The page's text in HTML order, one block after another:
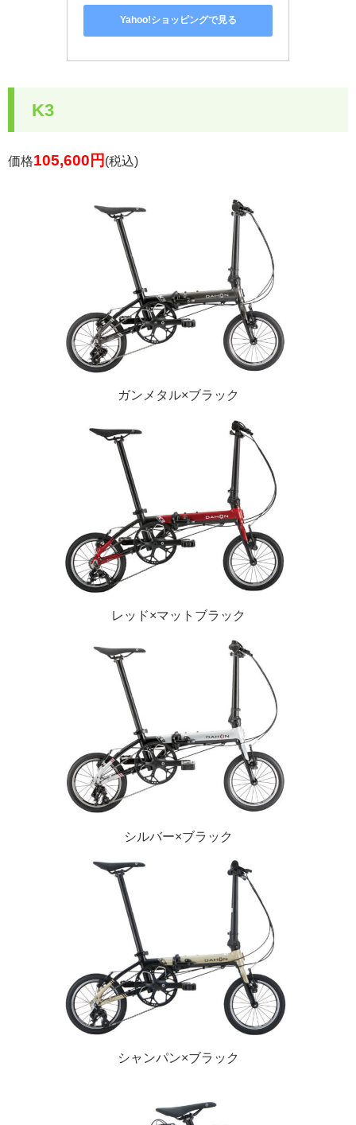
Yahoo!ショッピングで見る
K3
価格105,600 円 (税込)
ガンメタル×ブラック
レッド×マットブラック
シルバー×ブラック
シャンパン×ブラック